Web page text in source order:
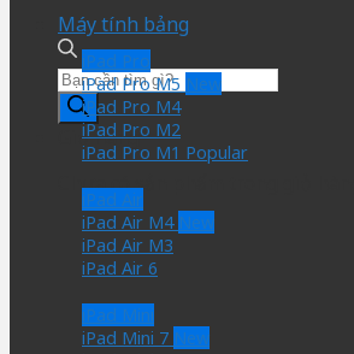
Tìm
kiếm
sản
phẩm
Giỏ hàng
Chưa có sản phẩm trong giỏ hàng.
Máy tính bảng
iPad Pro
iPad Pro M5
iPad Pro M4
iPad Pro M2
iPad Pro M1
iPad Air
iPad Air M4
iPad Air M3
iPad Air 6
iPad Mini
iPad Mini 7